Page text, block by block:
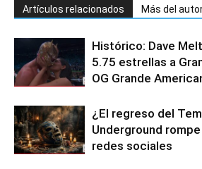
Artículos relacionados Más del
Histórico: Dave
5.75 estrellas a
OG Grande
¿El regreso del
Underground
redes sociales